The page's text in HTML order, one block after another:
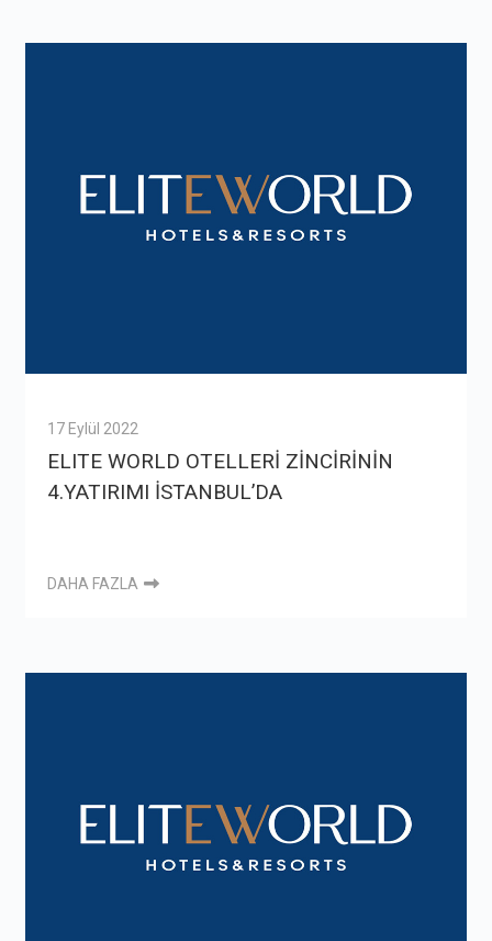
17 Eylül 2022
ELITE WORLD OTELLERİ ZİNCİRİNİN
4.YATIRIMI İSTANBUL’DA
DAHA FAZLA